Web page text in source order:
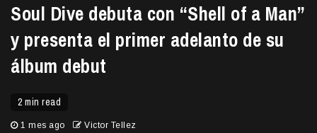
Soul Dive debuta con “Shell of a Man”
y presenta el primer adelanto de su
álbum debut
2 min read
1 mes ago Victor Tellez